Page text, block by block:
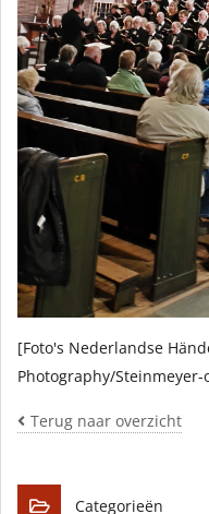
[Foto's Nederlandse
Photography/
Terug naar overzicht
Categorieën